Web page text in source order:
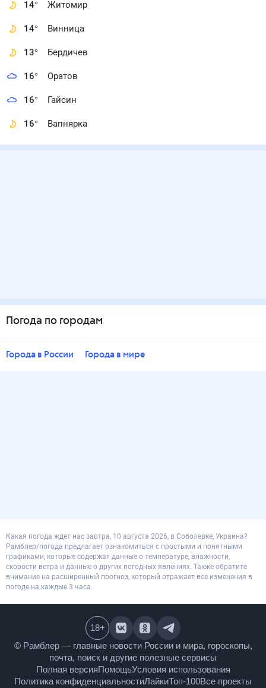
14° Житомир
14° Винница
13° Бердичев
16° Оратов
16° Гайсин
16° Вапнярка
Погода по городам
Города в России Города в мире
Какая погода ждет нас завтра, 10 августа 2026, в Соболевке, Украина?
Рамблер/погода предлагает ознакомиться с простыми и понятными
графиками, которые содержат данные о температуре, влажности,
скорости ветра и данные о других погодных явлениях. Также обратите
внимание на расширенный прогноз, который отражает все изменения в
погоде на каждые 3 часа.
© Рамблер — главные новости России и мира,
гороскопы, почта, поиск и другие полезные сервисы
Полная версияПомощьУсловия использования
Политика конфиденциальностиЛайкиТоп-100
18+